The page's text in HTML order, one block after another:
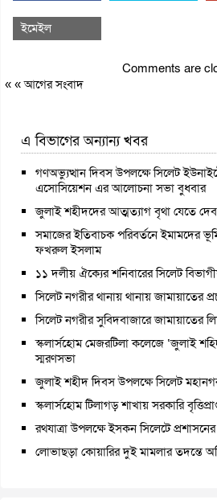
ইমেইল
Comments are
« «আগের সংবাদ
এ বিভাগের অন্যান্য খবর
গণঅভ্যুত্থান দিবস উপলক্ষে সিলেট
এসোসিয়েশন এর আলোচনা সভা বুধবার
জুলাই শহীদদের আত্মত্যাগ বৃথা যেতে
সমাজের ইতিবাচক পরিবর্তনে ইমামদের
ফখরুল ইসলাম
১১ দলীয় ঐক্যের শনিবারের সিলেট
সিলেট নগরীর থানায় থানায় জামায়াতের
সিলেট নগরীর সুবিদবাজারে জামায়াতের
স্কলার্সহোম মেজরটিলা কলেজে ‘জুলাই
স্মরণসভা
জুলাই শহীদ দিবস উপলক্ষে সিলেট
স্কলার্সহোম টিলাগড় শাখায় সরকারি
রথযাত্রা উপলক্ষে ইসকন সিলেটে প্রশাসনের
লোভাছড়া কোয়ারির দুই মামলার তদন্তে